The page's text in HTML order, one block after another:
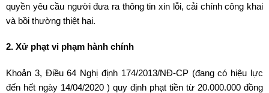
quyền yêu cầu người đưa ra thông tin xin lỗi, cải chính công khai
và bồi thường thiệt hại.
2. Xử phạt vi phạm hành chính
Khoản 3, Điều 64 Nghị định 174/2013/NĐ-CP (đang có hiệu lực
đến hết ngày 14/04/2020 ) quy định phạt tiền từ 20.000.000 đồng